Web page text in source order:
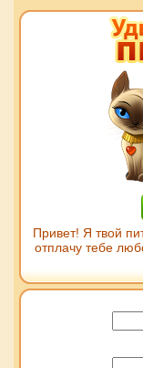
Привет! Я твой
отплачу тебе